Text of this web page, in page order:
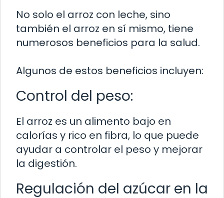
No solo el arroz con leche, sino
también el arroz en sí mismo, tiene
numerosos beneficios para la salud.
Algunos de estos beneficios incluyen:
Control del peso:
El arroz es un alimento bajo en
calorías y rico en fibra, lo que puede
ayudar a controlar el peso y mejorar
la digestión.
Regulación del azúcar en la